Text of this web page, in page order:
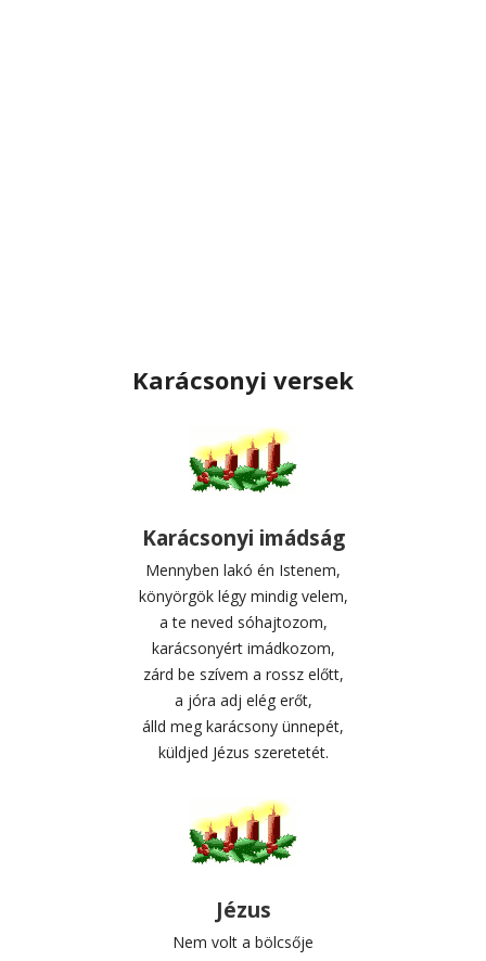
Karácsonyi versek
Karácsonyi imádság
Mennyben lakó én Istenem,
könyörgök légy mindig velem,
a te neved sóhajtozom,
karácsonyért imádkozom,
zárd be szívem a rossz előtt,
a jóra adj elég erőt,
álld meg karácsony ünnepét,
küldjed Jézus szeretetét.
Jézus
Nem volt a bölcsője